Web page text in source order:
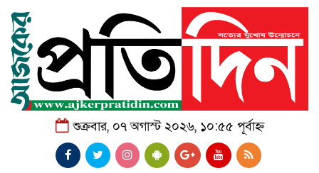
শুক্রবার, ০৭ অগাস্ট ২০২৬, ১০:৫৫ পূর্বাহ্ন